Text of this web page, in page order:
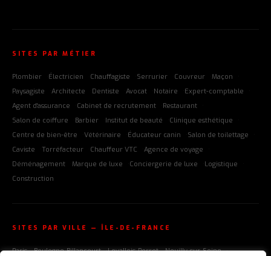
SITES PAR MÉTIER
Plombier Électricien Chauffagiste Serrurier Couvreur
Maçon
Paysagiste
Architecte Dentiste Avocat Notaire
Expert-comptable
Agent d'assurance
Cabinet de recrutement
Restaurant
Salon de coiffure
Barbier Institut de beauté
Clinique esthétique
Centre de bien-être
Vétérinaire Éducateur canin
Salon de toilettage
Caviste
Torréfacteur Chauffeur VTC
Agence de voyage
Déménagement
Marque de luxe Conciergerie de luxe
Logistique
Construction
SITES PAR VILLE — ÎLE-DE-FRANCE
Paris Boulogne-Billancourt Levallois-Perret Neuilly-sur-Seine